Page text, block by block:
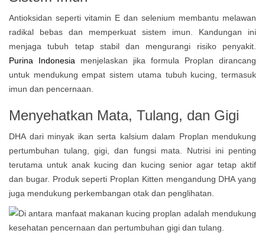
Antioksidan seperti vitamin E dan selenium membantu melawan
radikal bebas dan memperkuat sistem imun. Kandungan ini
menjaga tubuh tetap stabil dan mengurangi risiko penyakit.
Purina Indonesia menjelaskan jika formula Proplan dirancang
untuk mendukung empat sistem utama tubuh kucing, termasuk
imun dan pencernaan.
Menyehatkan Mata, Tulang, dan Gigi
DHA dari minyak ikan serta kalsium dalam Proplan mendukung
pertumbuhan tulang, gigi, dan fungsi mata. Nutrisi ini penting
terutama untuk anak kucing dan kucing senior agar tetap aktif
dan bugar. Produk seperti Proplan Kitten mengandung DHA yang
juga mendukung perkembangan otak dan penglihatan.